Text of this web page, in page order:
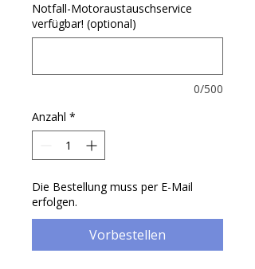
Notfall-Motoraustauschservice
verfügbar! (optional)
0/500
Anzahl *
Die Bestellung muss per E-Mail
erfolgen.
Vorbestellen